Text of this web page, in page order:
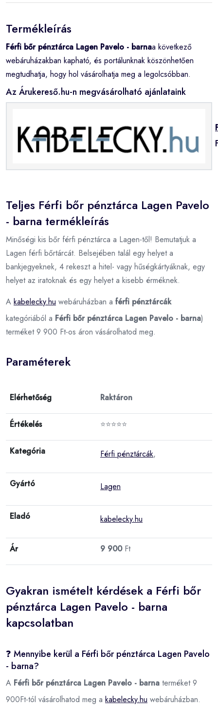
Termékleírás
Férfi bőr pénztárca Lagen Pavelo - barnaa következő
webáruházakban kapható, és portálunknak köszönhetően
megtudhatja, hogy hol vásárolhatja meg a legolcsóbban.
Az Árukereső.hu-n megvásárolható ajánlataink
Teljes Férfi bőr pénztárca Lagen Pavelo
- barna termékleírás
Minőségi kis bőr férfi pénztárca a Lagen-től! Bemutatjuk a
Lagen férfi bőrtárcát. Belsejében talál egy helyet a
bankjegyeknek, 4 rekeszt a hitel- vagy hűségkártyáknak, egy
helyet az iratoknak és egy helyet a kisebb érméknek.
A kabelecky.hu webáruházban a férfi pénztárcák
kategóriából a Férfi bőr pénztárca Lagen Pavelo - barna)
terméket 9 900 Ft-os áron vásárolhatod meg.
Paraméterek
Elérhetőség Raktáron
Értékelés ⭐⭐⭐⭐⭐
Kategória Férfi pénztárcák,
Gyártó Lagen
Eladó kabelecky.hu
Ár 9 900Ft
Gyakran ismételt kérdések a Férfi bőr
pénztárca Lagen Pavelo - barna
kapcsolatban
❓ Mennyibe kerül a Férfi bőr pénztárca Lagen Pavelo
- barna?
A Férfi bőr pénztárca Lagen Pavelo - barna terméket 9
900Ft-tól vásárolhatod meg a kabelecky.hu webáruházban.